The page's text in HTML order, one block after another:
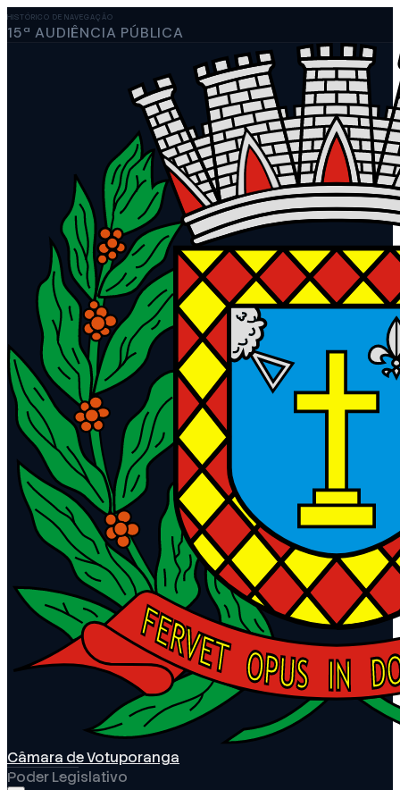
HISTÓRICO DE NAVEGAÇÃO
15ª AUDIÊNCIA PÚBLICA
Câmara de Votuporanga
Poder Legislativo